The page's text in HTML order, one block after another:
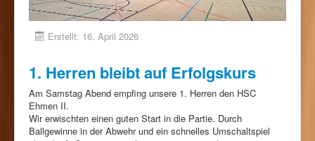
Erstellt: 16. April 2026
1. Herren bleibt auf Erfolgskurs
Am Samstag Abend empfing unsere 1. Herren den HSC
Ehmen II.
Wir erwischten einen guten Start in die Partie. Durch
Ballgewinne in der Abwehr und ein schnelles Umschaltspiel